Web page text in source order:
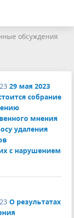
обсуждения
29 мая 2023
собрание
мнения
удаления
с нарушением
О результатах